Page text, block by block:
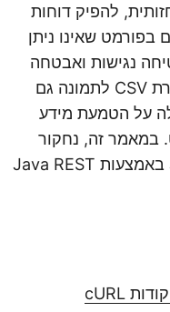
להפיק דוחות
שאינו ניתן
נגישות ואבטחה
טובים יותר. יתר על כן, על ידי המרת CSV לתמונה גם
על הטמעת מידע
במאמר זה, נחקור
כיצד להמיר ביעילות CSV ל-JPG באמצעות Java REST